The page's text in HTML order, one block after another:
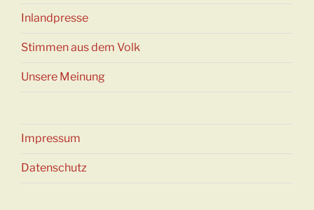
Inlandpresse
Stimmen aus dem Volk
Unsere Meinung
Impressum
Datenschutz